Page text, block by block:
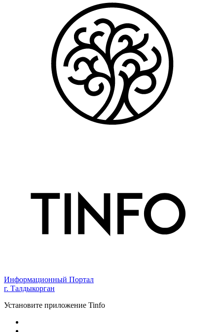
Информационный Портал
г. Талдыкорган
Установите приложение Tinfo